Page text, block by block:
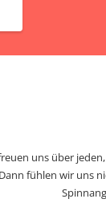
uns über
Dann fühlen wir uns